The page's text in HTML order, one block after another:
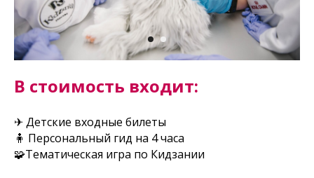
В стоимость входит:
✈ Детские входные билеты
🧍 Персональный гид на 4 часа
🧩Тематическая игра по Кидзании